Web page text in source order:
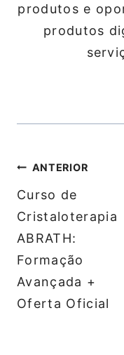
produtos e
produtos
Navegação
de
Post
ANTERIOR
Curso de
Cristaloterapia
ABRATH:
Formação
Avançada +
Oferta Oficial